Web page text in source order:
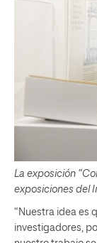
La exposición
exposiciones del
“Nuestra idea es
investigadores,